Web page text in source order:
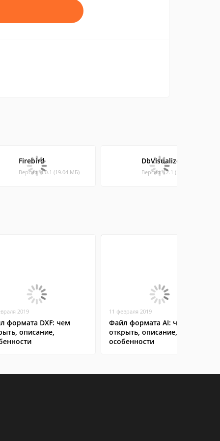
Firebird
Версия: 4.0.1 (19.04 МБ)
DbVisualizer Linux
Версия: 12.1 (103.33 МБ)
2019
формата DXF: чем
описание,
11 февраля 2019
Файл формата AI: чем
открыть, описание,
особенности